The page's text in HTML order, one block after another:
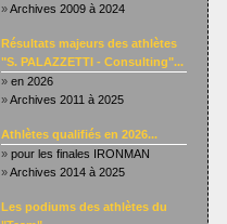
»Archives 2009 à 2024
Résultats majeurs des athlètes
"S. PALAZZETTI - Consulting"...
» en 2026
»Archives 2011 à 2025
Athlètes qualifiés en 2026...
» pour les finales IRONMAN
»Archives 2014 à 2025
Les podiums des athlètes du